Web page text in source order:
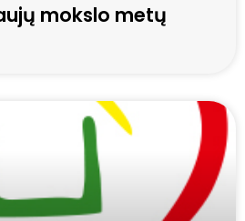
mokslo metų